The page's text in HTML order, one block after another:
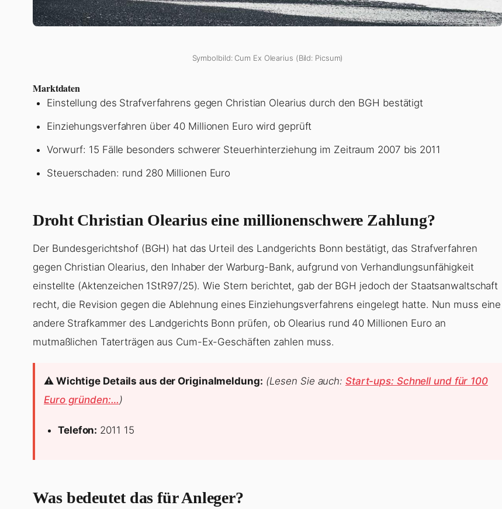
Symbolbild: Cum Ex Olearius (Bild: Picsum)
Marktdaten
Einstellung des Strafverfahrens gegen Christian Olearius durch den BGH bestätigt
Einziehungsverfahren über 40 Millionen Euro wird geprüft
Vorwurf: 15 Fälle besonders schwerer Steuerhinterziehung im Zeitraum 2007 bis 2011
Steuerschaden: rund 280 Millionen Euro
Droht Christian Olearius eine millionenschwere Zahlung?
Der Bundesgerichtshof (BGH) hat das Urteil des Landgerichts Bonn bestätigt, das Strafverfahren
gegen Christian Olearius, den Inhaber der Warburg-Bank, aufgrund von Verhandlungsunfähigkeit
einstellte (Aktenzeichen 1StR97/25). Wie Stern berichtet, gab der BGH jedoch der Staatsanwaltschaft
recht, die Revision gegen die Ablehnung eines Einziehungsverfahrens eingelegt hatte. Nun muss eine
andere Strafkammer des Landgerichts Bonn prüfen, ob Olearius rund 40 Millionen Euro an
mutmaßlichen Taterträgen aus Cum-Ex-Geschäften zahlen muss.
⚠️ Wichtige Details aus der Originalmeldung: (Lesen Sie auch: Start-ups: Schnell und für 100
Euro gründen:…)
Telefon: 2011 15
Was bedeutet das für Anleger?